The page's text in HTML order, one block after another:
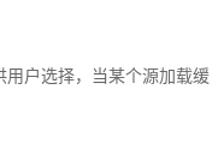
户选择，当某个源加载缓